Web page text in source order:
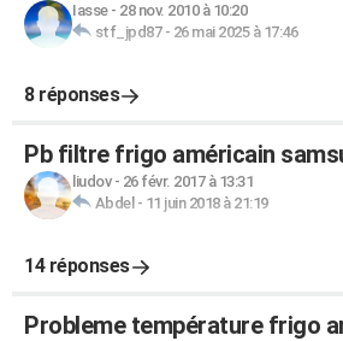
Iasse- 28 nov. 2010 à 10:20
stf_jpd87- 26 mai 2025 à 17:46
8 réponses
Pb filtre frigo américain
liudov- 26 févr. 2017 à 13:31
Abdel - 11 juin 2018 à 21:19
14 réponses
Probleme température frigo